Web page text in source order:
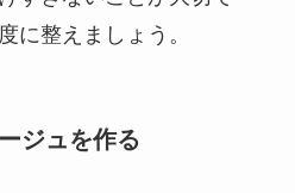
に整えましょう。
ジュを作る